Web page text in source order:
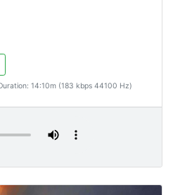
14:10m (183 kbps 44100 Hz)